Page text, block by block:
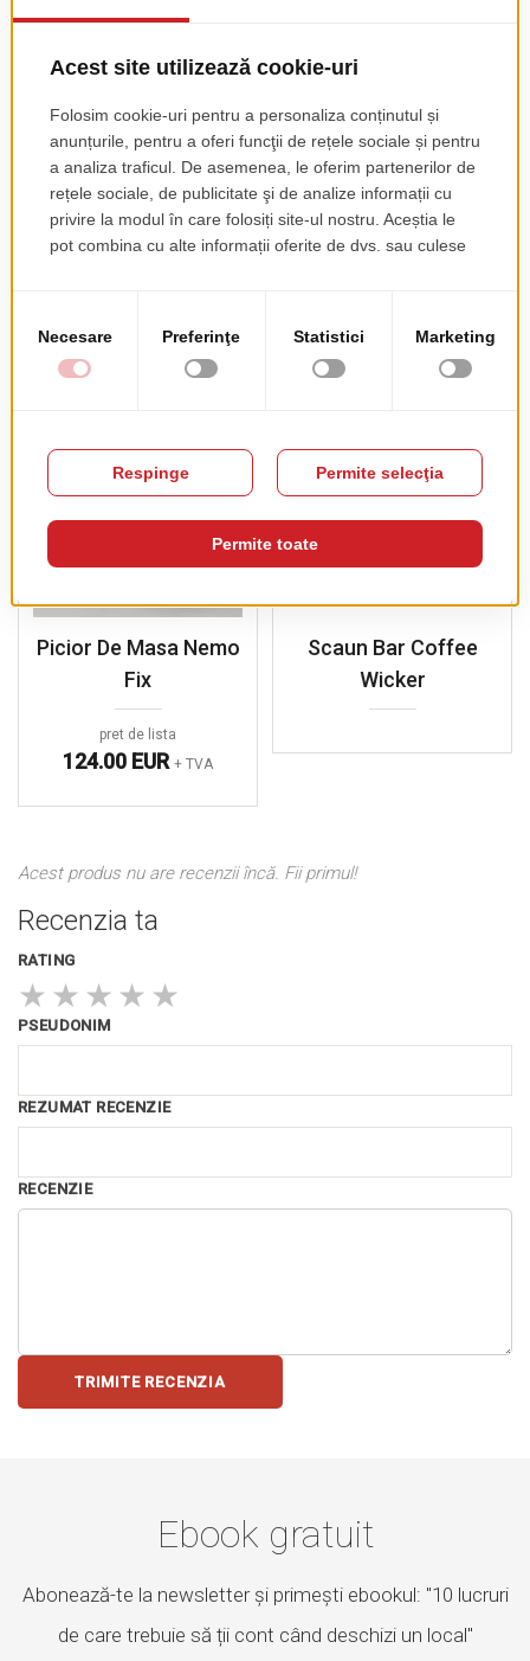
Masa Dublin Masa Liberty
Picior De Masa Nemo
Fix
pret de lista
124.00 EUR + TVA
Scaun Bar Coffee
Wicker
Acest produs nu are recenzii încă. Fii primul!
Recenzia ta
RATING
★ ★ ★ ★ ★
PSEUDONIM
REZUMAT RECENZIE
RECENZIE
TRIMITE RECENZIA
Ebook gratuit
Abonează-te la newsletter și primești ebookul: "10 lucruri
de care trebuie să ții cont când deschizi un local"